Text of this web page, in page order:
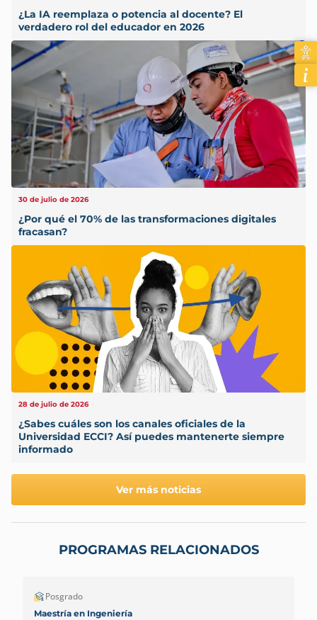
¿La IA reemplaza o potencia al docente? El
verdadero rol del educador en 2026
30 de julio de 2026
¿Por qué el 70% de las transformaciones digitales
fracasan?
28 de julio de 2026
¿Sabes cuáles son los canales oficiales de la
Universidad ECCI? Así puedes mantenerte siempre
informado
Ver más noticias
PROGRAMAS RELACIONADOS
Posgrado
Maestría en Ingeniería